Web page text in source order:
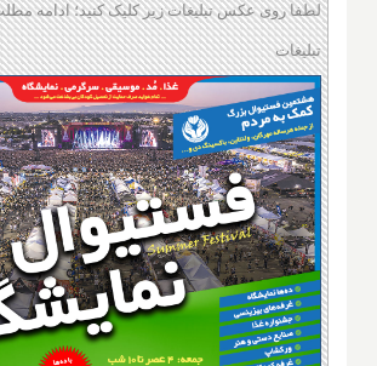
لطفا روی عکس تبلیغات زیر کلیک کنید؛ ادامه
تبلیغات